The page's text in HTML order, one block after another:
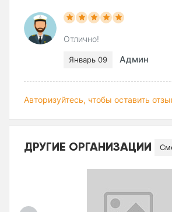
Отлично!
Январь 09 Админ
Авторизуйтесь, чтобы оставить
ДРУГИЕ ОРГАНИЗАЦИИ